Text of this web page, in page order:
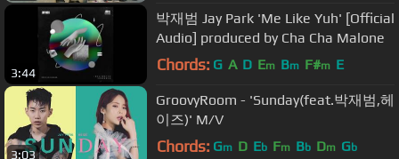
3:44
박재범 Jay Park 'Me Like Yuh' [Official
Audio] produced by Cha Cha Malone
Chords: G A D Em Bm F#m E
3:03
GroovyRoom - 'Sunday(feat.박재범,헤
이즈)' M/V
Chords: Gm D Eb Fm Bb Dm Gb